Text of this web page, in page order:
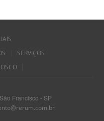
SERVIÇOS
Francisco - SP